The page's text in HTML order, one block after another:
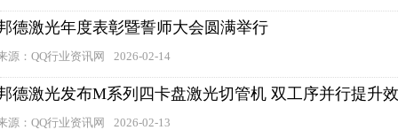
德激光年度表彰暨誓师大会圆满举行
源：QQ行业资讯网 2026-02-14
德激光发布M系列四卡盘激光切管机 双工序并行提升
源：QQ行业资讯网 2026-02-13